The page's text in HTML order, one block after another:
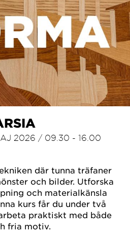
2026 / 09.30 - 16.00
där tunna träfaner
och bilder. Utforska
och materialkänsla
kurs får du under två
praktiskt med både
fria motiv.